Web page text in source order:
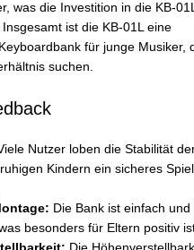
was die Investition in die KB-
ist die KB-01L eine
für junge Musiker,
suchen.
Nutzer loben die Stabilität
Kindern ein sicheres
Die Bank ist einfach und
besonders für Eltern positiv